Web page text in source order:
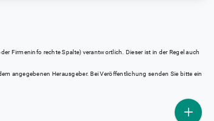
Firmeninfo rechte Spalte) verantwortlich. Dieser ist in der Regel auch
angegebenen Herausgeber. Bei Veröffentlichung senden Sie bitte ein